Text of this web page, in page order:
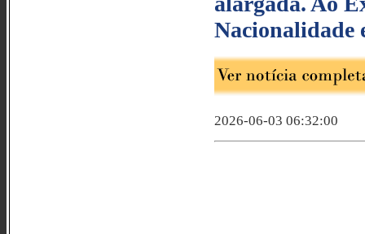
Nacionalidade
2026-06-03 06:32:00